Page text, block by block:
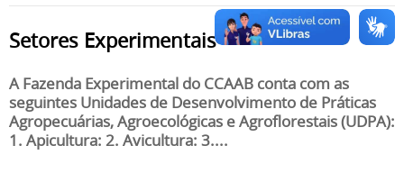
Setores Experimentais
A Fazenda Experimental do CCAAB conta com as
seguintes Unidades de Desenvolvimento de Práticas
Agropecuárias, Agroecológicas e Agroflorestais (UDPA):
1. Apicultura: 2. Avicultura: 3....